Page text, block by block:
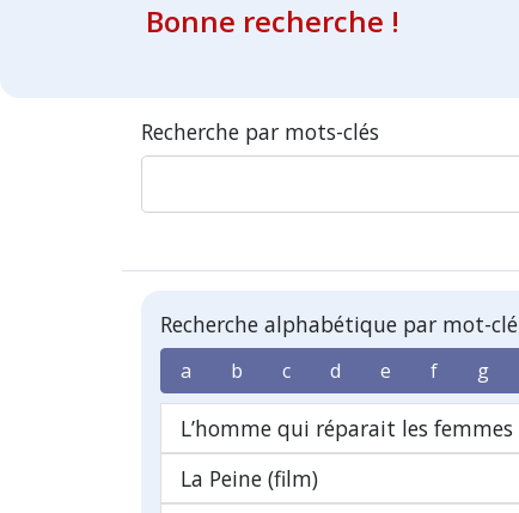
Bonne recherche !
Recherche par mots-clés
Recherche alphabétique par mot-clé
a b c d e f g
L’homme qui réparait les femmes
La Peine (film)